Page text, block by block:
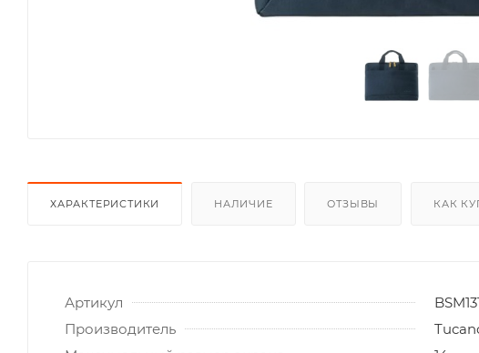
ХАРАКТЕРИСТИКИ НАЛИЧИЕ ОТЗЫВЫ КАК
Артикул
Производитель